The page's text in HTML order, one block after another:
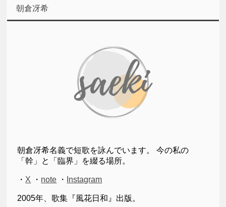
朝倉冴希
朝倉冴希名義で短歌を詠んでいます。 今の私の
「幹」と「臨界」を綴る場所。
・ X ・ note ・ Instagram
2005年、歌集『風花日和』出版。